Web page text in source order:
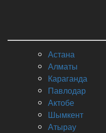
Астана
Алматы
Караганда
Павлодар
Актобе
Шымкент
Атырау